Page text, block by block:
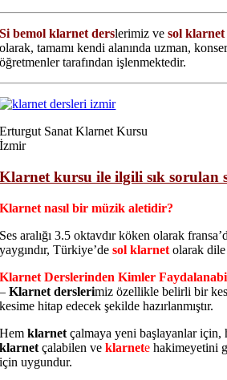
Si bemol klarnet derslerimiz ve sol klarnet
olarak, tamamı kendi alanında uzman,
öğretmenler tarafından işlenmektedir.
Erturgut Sanat Klarnet Kursu
İzmir
Klarnet kursu ile ilgili sık sorulan
Klarnet nasıl bir müzik aletidir?
Ses aralığı 3.5 oktavdır köken olarak
yaygındır, Türkiye’desol klarnet olarak
Klarnet Derslerinden Kimler
–Klarnet derslerimiz özellikle belirli bir
kesime hitap edecek şekilde hazırlanmıştır.
Hemklarnet çalmaya yeni başlayanlar
klarnet çalabilen veklarnete hakimeyetini
için uygundur.